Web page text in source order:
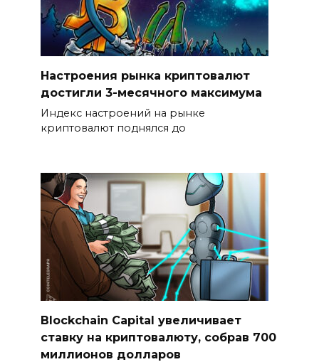
Настроения рынка криптовалют
достигли 3-месячного максимума
Индекс настроений на рынке
криптовалют поднялся до
Blockchain Capital увеличивает
ставку на криптовалюту, собрав 700
миллионов долларов